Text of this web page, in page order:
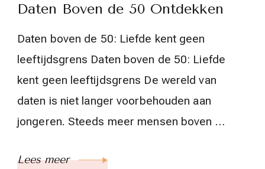
Daten Boven de 50 Ontdekken
Daten boven de 50: Liefde kent geen
leeftijdsgrens Daten boven de 50: Liefde
kent geen leeftijdsgrens De wereld van
daten is niet langer voorbehouden aan
jongeren. Steeds meer mensen boven …
Lees meer